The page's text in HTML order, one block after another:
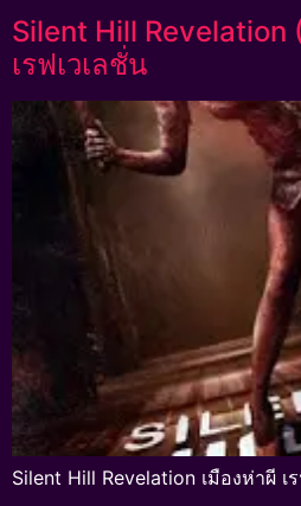
Silent Hill Revelation
เรฟเวเลชั่น
Silent Hill Revelation เมืองห่าผี เ